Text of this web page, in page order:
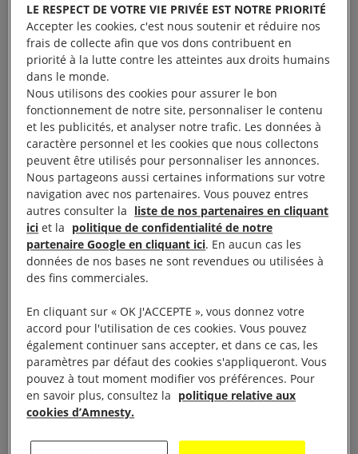
Projection de »Femmes du chaos vénézuelien»
de Margarita Cadenas,2018 au cinéma Odyssée le 6
novembre à 20h15.
Cinq femmes de classes sociales et de générations
différentes dressent le portrait d’une société en
perdition et nous permettent de prendre le pouls
sorte de baromètre de la situation du Venezuela.
Filmées dans leur quotidien, elles témoignent de
leur détresse face à une situation intenable : celle
de la pénurie alimentaire, du manque de moyens
médicaux et sociaux, de la violence et de la
criminalité grimpantes d’un pays qui fut un eldorado
LE RESPECT DE VOTRE VIE PRIVÉE EST NOTRE PRIORITÉ
Accepter les cookies, c'est nous soutenir et réduire nos
frais de collecte afin que vos dons contribuent en
priorité à la lutte contre les atteintes aux droits humains
dans le monde.
Nous utilisons des cookies pour assurer le bon
fonctionnement de notre site, personnaliser le contenu
et les publicités, et analyser notre trafic. Les données à
caractère personnel et les cookies que nous collectons
peuvent être utilisés pour personnaliser les annonces.
Nous partageons aussi certaines informations sur votre
navigation avec nos partenaires. Vous pouvez entres
autres consulter la liste de nos partenaires en cliquant
ici et la politique de confidentialité de notre
partenaire Google en cliquant ici. En aucun cas les
données de nos bases ne sont revendues ou utilisées à
des fins commerciales.
En cliquant sur « OK J'ACCEPTE », vous donnez votre
accord pour l'utilisation de ces cookies. Vous pouvez
également continuer sans accepter, et dans ce cas, les
paramètres par défaut des cookies s'appliqueront. Vous
pouvez à tout moment modifier vos préférences. Pour
en savoir plus, consultez la politique relative aux
cookies d’Amnesty.